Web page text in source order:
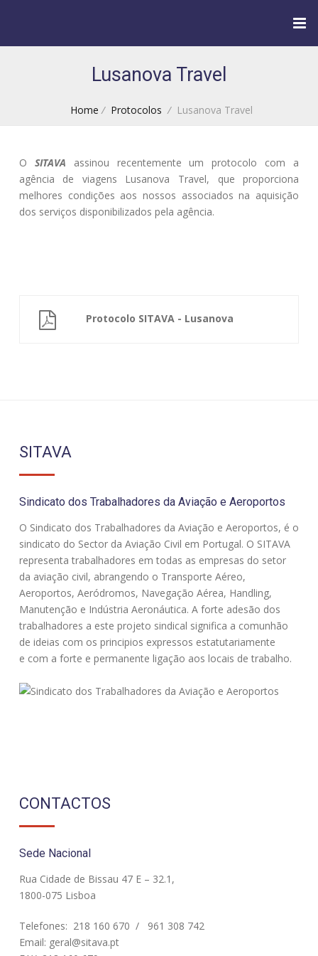
Lusanova Travel
Home / Protocolos /Lusanova Travel
O SITAVA assinou recentemente um protocolo com a
agência de viagens Lusanova Travel, que proporciona
melhores condições aos nossos associados na aquisição
dos serviços disponibilizados pela agência.
Protocolo SITAVA - Lusanova
SITAVA
Sindicato dos Trabalhadores da Aviação e Aeroportos
O Sindicato dos Trabalhadores da Aviação e Aeroportos, é o
sindicato do Sector da Aviação Civil em Portugal. O SITAVA
representa trabalhadores em todas as empresas do setor
da aviação civil, abrangendo o Transporte Aéreo,
Aeroportos, Aeródromos, Navegação Aérea, Handling,
Manutenção e Indústria Aeronáutica. A forte adesão dos
trabalhadores a este projeto sindical significa a comunhão
de ideias com os principios expressos estatutariamente
e com a forte e permanente ligação aos locais de trabalho.
CONTACTOS
Sede Nacional
Rua Cidade de Bissau 47 E – 32.1,
1800-075 Lisboa
Telefones: 218 160 670 /
961 308 742
Email: geral@sitava.pt